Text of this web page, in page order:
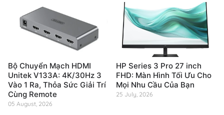
Bộ Chuyển Mạch HDMI
Unitek V133A: 4K/30Hz 3
Vào 1 Ra, Thỏa Sức Giải Trí
Cùng Remote
05 August, 2026
HP Series 3 Pro 27 inch
FHD: Màn Hình Tối Ưu Cho
Mọi Nhu Cầu Của Bạn
25 July, 2026